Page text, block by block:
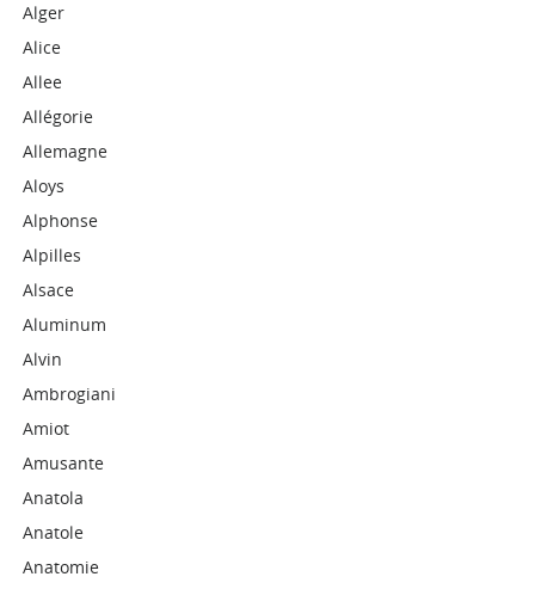
Alger
Alice
Allee
Allégorie
Allemagne
Aloys
Alphonse
Alpilles
Alsace
Aluminum
Alvin
Ambrogiani
Amiot
Amusante
Anatola
Anatole
Anatomie